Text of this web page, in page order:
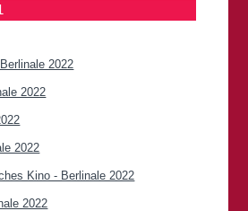
2022
2022
2022
Kino - Berlinale 2022
2022